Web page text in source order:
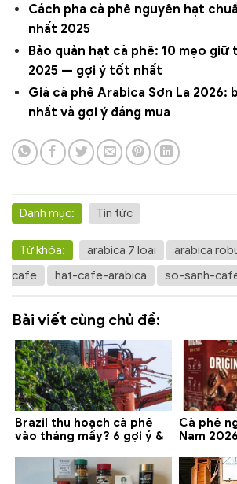
Cách pha cà phê nguyên hạt
nhất 2025
Bảo quản hạt cà phê: 10 mẹo
2025 — gợi ý tốt nhất
Giá cà phê Arabica Sơn La 2026:
nhất và gợi ý đáng mua
Danh mục: Tin tức
Từ khóa: arabica 7 loai arabica
cafe
hat-cafe-arabica so-sanh-
Bài viết cùng chủ đề:
Brazil thu hoạch cà phê
vào tháng mấy? 6 gợi ý &
Cà phê
Nam
Lạt